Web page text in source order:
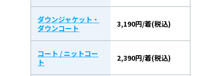
ダウンジャケット・
ダウンコート
3,190円/着(税込)
コート / ニットコー
ト
2,390円/着(税込)